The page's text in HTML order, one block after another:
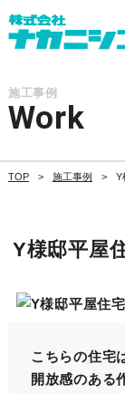
施工事例
Work
TOP 施工事例 Y
Y様邸平屋
こちらの住宅
開放感のある